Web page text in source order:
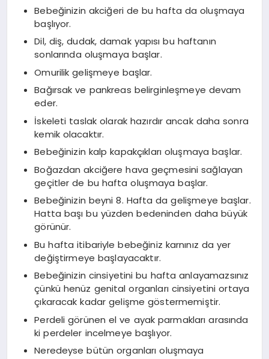
Bebeğinizin akciğeri de bu hafta da oluşmaya
başlıyor.
Dil, diş, dudak, damak yapısı bu haftanın
sonlarında oluşmaya başlar.
Omurilik gelişmeye başlar.
Bağırsak ve pankreas belirginleşmeye devam
eder.
İskeleti taslak olarak hazırdır ancak daha sonra
kemik olacaktır.
Bebeğinizin kalp kapakçıkları oluşmaya başlar.
Boğazdan akciğere hava geçmesini sağlayan
geçitler de bu hafta oluşmaya başlar.
Bebeğinizin beyni 8. Hafta da gelişmeye başlar.
Hatta başı bu yüzden bedeninden daha büyük
görünür.
Bu hafta itibariyle bebeğiniz karnınız da yer
değiştirmeye başlayacaktır.
Bebeğinizin cinsiyetini bu hafta anlayamazsınız
çünkü henüz genital organları cinsiyetini ortaya
çıkaracak kadar gelişme göstermemiştir.
Perdeli görünen el ve ayak parmakları arasında
ki perdeler incelmeye başlıyor.
Neredeyse bütün organları oluşmaya